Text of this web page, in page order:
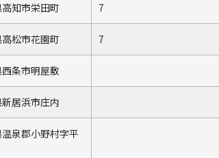
知市栄田町 7
松市花園町 7
条市明屋敷
居浜市庄内
泉郡小野村字平